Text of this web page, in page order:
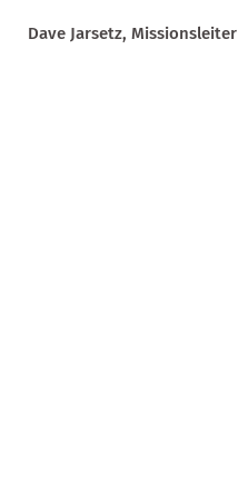
Dave Jar­setz, Missionsleiter